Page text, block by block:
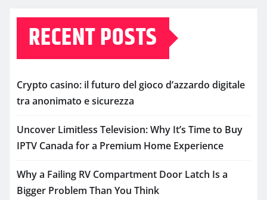
RECENT POSTS
Crypto casino: il futuro del gioco d’azzardo digitale
tra anonimato e sicurezza
Uncover Limitless Television: Why It’s Time to Buy
IPTV Canada for a Premium Home Experience
Why a Failing RV Compartment Door Latch Is a
Bigger Problem Than You Think